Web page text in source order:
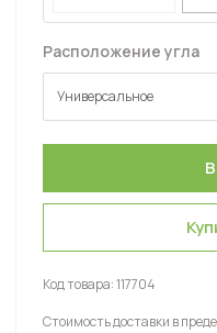
Расположение угла
Универсальное
Универсальное
Код товара:117704
Стоимость доставки в